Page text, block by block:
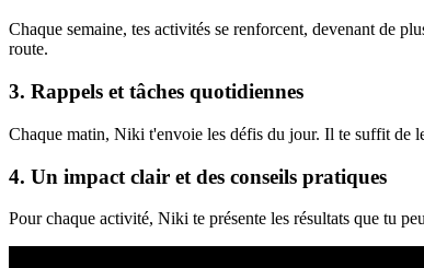
Chaque semaine, tes activités se renforcent, devenant de
route.
3. Rappels et tâches quotidiennes
Chaque matin, Niki t'envoie les défis du jour. Il te suffit de
4. Un impact clair et des conseils pratiques
Pour chaque activité, Niki te présente les résultats que tu